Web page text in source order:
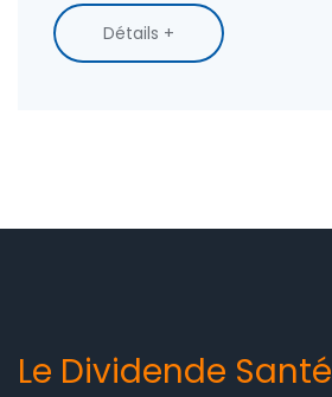
Détails +
Le Dividende Santé